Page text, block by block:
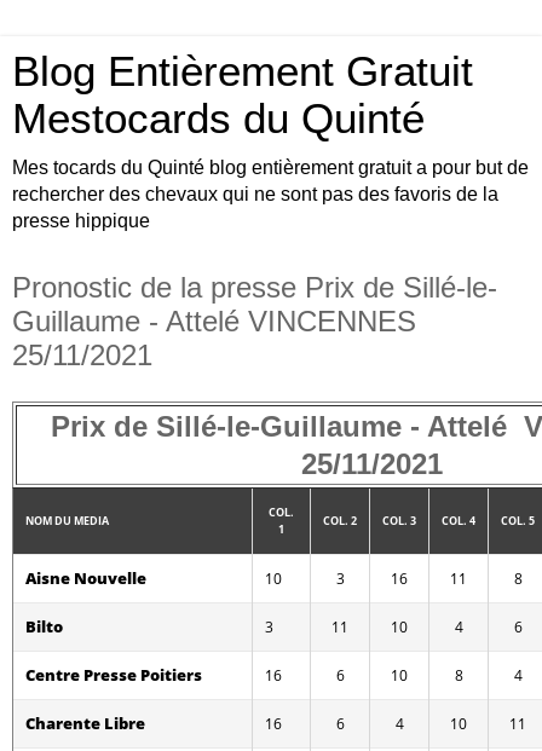
Blog Entièrement Gratuit
Mestocards du Quinté
Mes tocards du Quinté blog entièrement gratuit a pour but de
rechercher des chevaux qui ne sont pas des favoris de la
presse hippique
Pronostic de la presse Prix de Sillé-le-
Guillaume - Attelé VINCENNES
25/11/2021
Prix de Sillé-le-Guillaume - Attelé
25/11/2021
NOM DU MEDIA
COL.
1
COL. 2 COL. 3 COL. 4 COL. 5
Aisne Nouvelle 10 3 16 11 8
Bilto 3 11 10 4 6
Centre Presse Poitiers 16 6 10 8 4
Charente Libre 16 6 4 10 11